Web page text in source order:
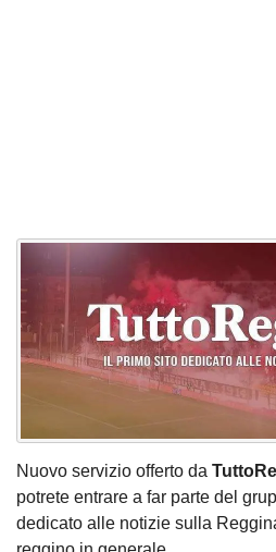
Nuovo servizio offerto da
potrete entrare a far parte del
dedicato alle notizie sulla